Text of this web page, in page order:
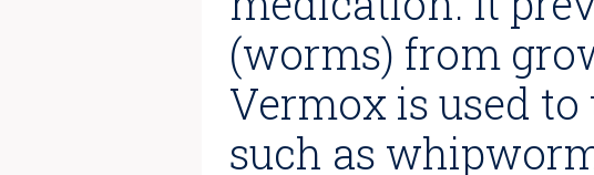
(worms) from
Vermox is used
such as